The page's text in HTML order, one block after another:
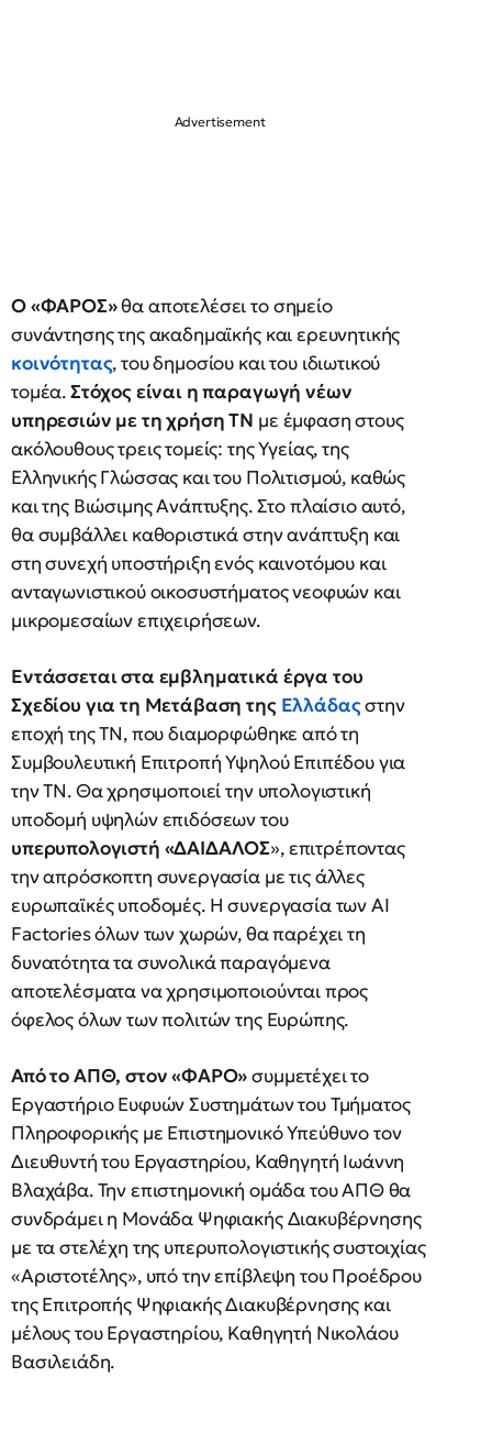
Ο «ΦΑΡΟΣ»θα αποτελέσει το σημείο
συνάντησης της ακαδημαϊκής και ερευνητικής
κοινότητας, του δημοσίου και του ιδιωτικού
τομέα.Στόχος είναι η παραγωγή νέων
υπηρεσιών με τη χρήση ΤΝ με έμφαση στους
ακόλουθους τρεις τομείς: της Υγείας, της
Ελληνικής Γλώσσας και του Πολιτισμού, καθώς
και της Βιώσιμης Ανάπτυξης. Στο πλαίσιο αυτό,
θα συμβάλλει καθοριστικά στην ανάπτυξη και
στη συνεχή υποστήριξη ενός καινοτόμου και
ανταγωνιστικού οικοσυστήματος νεοφυών και
μικρομεσαίων επιχειρήσεων.
Εντάσσεται στα εμβληματικά έργα του
Σχεδίου για τη Μετάβαση της Ελλάδαςστην
εποχή της ΤΝ, που διαμορφώθηκε από τη
Συμβουλευτική Επιτροπή Υψηλού Επιπέδου για
την ΤΝ. Θα χρησιμοποιεί την υπολογιστική
υποδομή υψηλών επιδόσεων του
υπερυπολογιστή «ΔΑΙΔΑΛΟΣ», επιτρέποντας
την απρόσκοπτη συνεργασία με τις άλλες
ευρωπαϊκές υποδομές. Η συνεργασία των AI
Factories όλων των χωρών, θα παρέχει τη
δυνατότητα τα συνολικά παραγόμενα
αποτελέσματα να χρησιμοποιούνται προς
όφελος όλων των πολιτών της Ευρώπης.
Από το ΑΠΘ, στον «ΦΑΡΟ»συμμετέχει το
Εργαστήριο Ευφυών Συστημάτων του Τμήματος
Πληροφορικής με Επιστημονικό Υπεύθυνο τον
Διευθυντή του Εργαστηρίου, Καθηγητή Ιωάννη
Βλαχάβα. Την επιστημονική ομάδα του ΑΠΘ θα
συνδράμει η Μονάδα Ψηφιακής Διακυβέρνησης
με τα στελέχη της υπερυπολογιστικής συστοιχίας
«Αριστοτέλης», υπό την επίβλεψη του Προέδρου
της Επιτροπής Ψηφιακής Διακυβέρνησης και
μέλους του Εργαστηρίου, Καθηγητή Νικολάου
Βασιλειάδη.